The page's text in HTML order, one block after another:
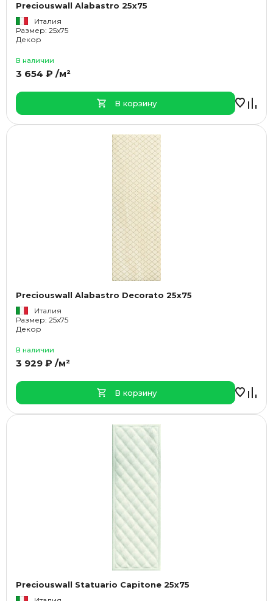
Preciouswall Alabastro 25x75
Италия
Размер: 25x75
Декор
В наличии
3 654 ₽ /м²
В корзину
Preciouswall Alabastro Decorato 25x75
Италия
Размер: 25x75
Декор
В наличии
3 929 ₽ /м²
В корзину
Preciouswall Statuario Capitone 25x75